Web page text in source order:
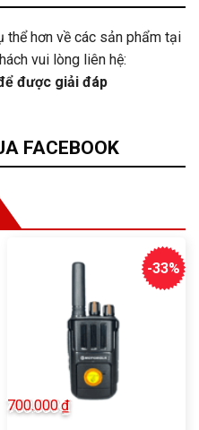
hơn về các sản phẩm tại
vui lòng liên hệ:
được giải đáp
FACEBOOK
-33%
700.000₫